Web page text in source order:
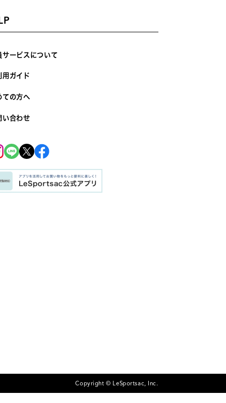
サービスについて
用ガイド
ての方へ
い合わせ
Copyright © LeSportsac, Inc.